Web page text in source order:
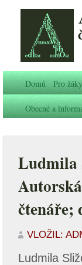
Domů Pro
Obecné a
Ludmila
čtenáře;
VLOŽIL:
Ludmila